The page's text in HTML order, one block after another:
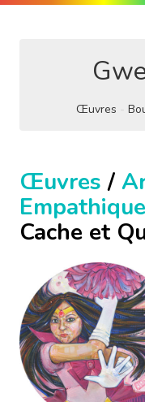
Œuvres
Œuvres /
Empathique
Cache et